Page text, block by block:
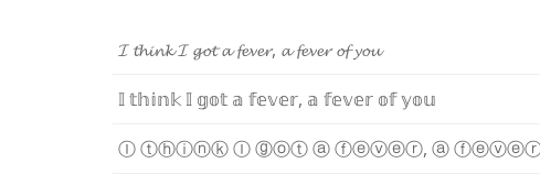
𝓘 𝓽𝓱𝓲𝓷𝓴𝓘 𝓰𝓸𝓽 𝓪 𝓯𝓮𝓿𝓮𝓻, 𝓪 𝓯𝓮𝓿𝓮𝓻 𝓸𝓯 𝔂𝓸𝓾
𝕀𝕥𝕙𝕚𝕟𝕜𝕀 𝕘𝕠𝕥 𝕒 𝕗𝕖𝕧𝕖𝕣, 𝕒 𝕗𝕖𝕧𝕖𝕣 𝕠𝕗𝕪𝕠𝕦
ⒾⓣⓗⓘⓝⓚⒾⓖⓞⓣⓐⓕⓔⓥⓔⓡ, ⓐⓕⓔⓥⓔ